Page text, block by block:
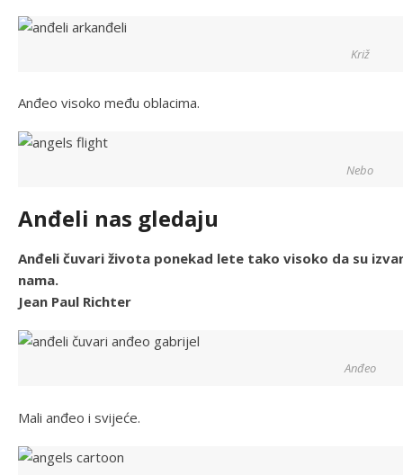
Križ
Anđeo visoko među oblacima.
Nebo
Anđeli nas gledaju
Anđeli čuvari života ponekad lete tako visoko da su
nama.
Jean Paul Richter
Anđeo
Mali anđeo i svijeće.